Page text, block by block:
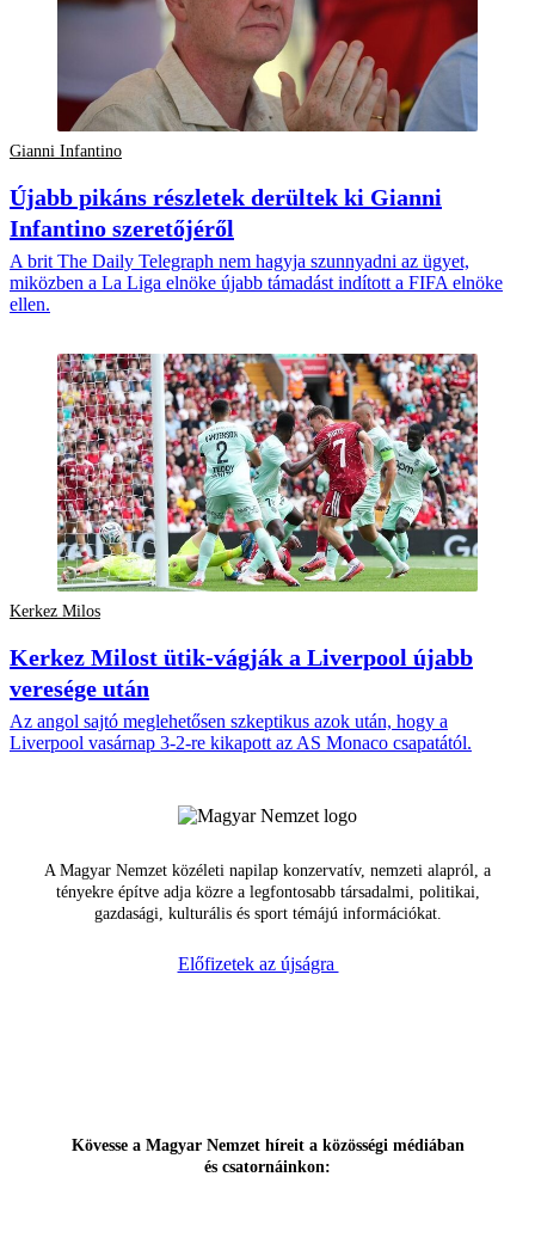
Gianni Infantino
Újabb pikáns részletek derültek ki Gianni
Infantino szeretőjéről
A brit The Daily Telegraph nem hagyja szunnyadni az ügyet,
miközben a La Liga elnöke újabb támadást indított a FIFA elnöke
ellen.
Kerkez Milos
Kerkez Milost ütik-vágják a Liverpool újabb
veresége után
Az angol sajtó meglehetősen szkeptikus azok után, hogy a
Liverpool vasárnap 3-2-re kikapott az AS Monaco csapatától.
A Magyar Nemzet közéleti napilap konzervatív, nemzeti alapról, a
tényekre építve adja közre a legfontosabb társadalmi, politikai,
gazdasági, kulturális és sport témájú információkat.
Előfizetek az újságra
Kövesse a Magyar Nemzet híreit a közösségi médiában
és csatornáinkon: